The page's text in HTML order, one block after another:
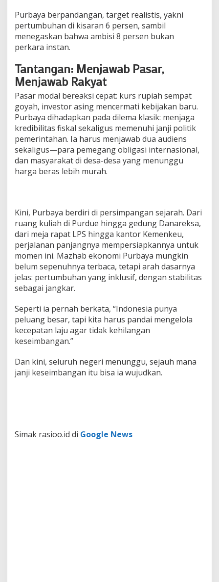
Purbaya berpandangan, target realistis, yakni
pertumbuhan di kisaran 6 persen, sambil
menegaskan bahwa ambisi 8 persen bukan
perkara instan.
Tantangan: Menjawab Pasar,
Menjawab Rakyat
Pasar modal bereaksi cepat: kurs rupiah sempat
goyah, investor asing mencermati kebijakan baru.
Purbaya dihadapkan pada dilema klasik: menjaga
kredibilitas fiskal sekaligus memenuhi janji politik
pemerintahan. Ia harus menjawab dua audiens
sekaligus—para pemegang obligasi internasional,
dan masyarakat di desa-desa yang menunggu
harga beras lebih murah.
Kini, Purbaya berdiri di persimpangan sejarah. Dari
ruang kuliah di Purdue hingga gedung Danareksa,
dari meja rapat LPS hingga kantor Kemenkeu,
perjalanan panjangnya mempersiapkannya untuk
momen ini. Mazhab ekonomi Purbaya mungkin
belum sepenuhnya terbaca, tetapi arah dasarnya
jelas: pertumbuhan yang inklusif, dengan stabilitas
sebagai jangkar.
Seperti ia pernah berkata, “Indonesia punya
peluang besar, tapi kita harus pandai mengelola
kecepatan laju agar tidak kehilangan
keseimbangan.”
Dan kini, seluruh negeri menunggu, sejauh mana
janji keseimbangan itu bisa ia wujudkan.
Simak rasioo.id di Google News